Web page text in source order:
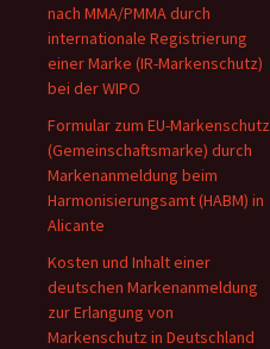
nach MMA/PMMA durch
internationale Registrierung
einer Marke (IR-Markenschutz)
bei der WIPO
Formular zum EU-Markenschutz
(Gemeinschaftsmarke) durch
Markenanmeldung beim
Harmonisierungsamt (HABM) in
Alicante
Kosten und Inhalt einer
deutschen Markenanmeldung
zur Erlangung von
Markenschutz in Deutschland